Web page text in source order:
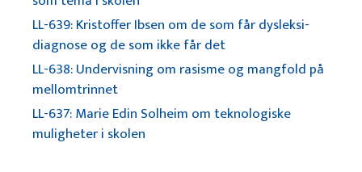
LL-639: Kristoffer Ibsen om de som får dysleksi-
diagnose og de som ikke får det
LL-638: Undervisning om rasisme og mangfold på
mellomtrinnet
LL-637: Marie Edin Solheim om teknologiske
muligheter i skolen